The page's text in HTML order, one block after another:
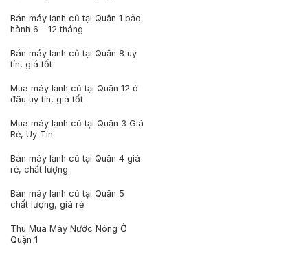
Bán máy lạnh cũ tại Quận 1 bảo
hành 6 – 12 tháng
Bán máy lạnh cũ tại Quận 8 uy
tín, giá tốt
Mua máy lạnh cũ tại Quận 12 ở
đâu uy tín, giá tốt
Mua máy lạnh cũ tại Quận 3 Giá
Rẻ, Uy Tín
Bán máy lạnh cũ tại Quận 4 giá
rẻ, chất lượng
Bán máy lạnh cũ tại Quận 5
chất lượng, giá rẻ
Thu Mua Máy Nước Nóng Ở
Quận 1